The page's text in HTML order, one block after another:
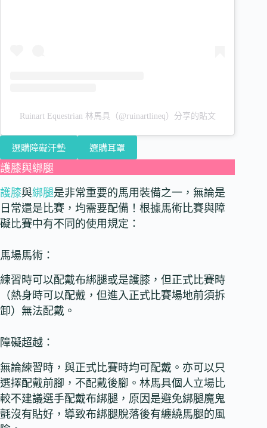
Ruinart Equestrian 林馬具（@ruinartlineq）分享的貼文
選購障礙汗墊 選購耳罩
護膝與綁腿
護膝與綁腿是非常重要的馬用裝備之一，無論是
日常還是比賽，均需要配備！根據馬術比賽與障
礙比賽中有不同的使用規定：
馬場馬術：
練習時可以配戴布綁腿或是護膝，但正式比賽時
（熱身時可以配戴，但進入正式比賽場地前須拆
卸）無法配戴。
障礙超越：
無論練習時，與正式比賽時均可配戴。亦可以只
選擇配戴前腳，不配戴後腳。林馬具個人立場比
較不建議選手配戴布綁腿，原因是避免綁腿魔鬼
氈沒有貼好，導致布綁腿脫落後有纏繞馬腿的風